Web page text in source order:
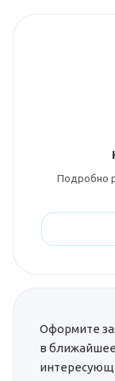
Подробно
Оформите
в